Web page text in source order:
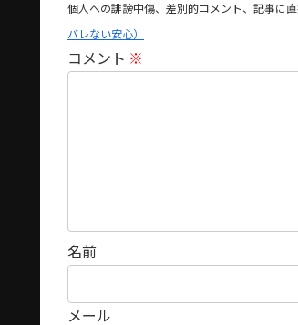
個人への誹謗中傷、差別的コメント、記事に
バレない安心）
コメント ※
名前
メール